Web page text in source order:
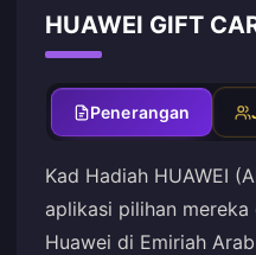
HUAWEI GIFT
Penerangan
Kad Hadiah HUAWEI
aplikasi pilihan
Huawei di Emiriah